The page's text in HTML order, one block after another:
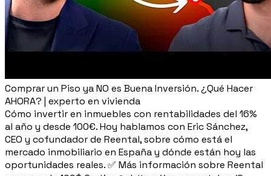
Comprar un Piso ya NO es Buena Inversión. ¿Qué Hacer
AHORA? | experto en vivienda
Cómo invertir en inmuebles con rentabilidades del 16%
al año y desde 100€. Hoy hablamos con Eric Sánchez,
CEO y cofundador de Reental, sobre cómo está el
mercado inmobiliario en España y dónde están hoy las
oportunidades reales. ✅ Más información sobre Reental